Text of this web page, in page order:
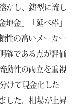
かし、鋳型に流し
地金」「延べ棒」
性の高いメーカー
確である点が評価
動性の両立を重視
けて現金化した
した。相場が上昇